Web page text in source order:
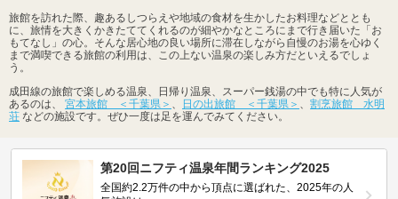
旅館を訪れた際、趣あるしつらえや地域の食材を生かしたお料理などととも
に、旅情を大きくかきたててくれるのが細やかなところにまで行き届いた「お
もてなし」の心。そんな居心地の良い場所に滞在しながら自慢のお湯を心ゆく
まで満喫できる旅館の利用は、この上ない温泉の楽しみ方だといえるでしょ
う。
成田線の旅館で楽しめる温泉、日帰り温泉、スーパー銭湯の中でも特に人気が
あるのは、 宮本旅館 ＜千葉県＞ 日の出旅館 ＜千葉県＞
割烹旅館 水明
荘 などの施設です。ぜひ一度は足を運んでみてください。
第20回ニフティ温泉年間ランキング2025
全国約2.2万件の中から頂点に選ばれた、2025年の人